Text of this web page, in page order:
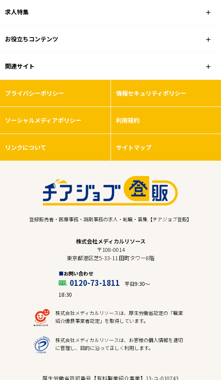
求人特集
お役立ちコンテンツ
関連サイト
プライバシーポリシー 情報セキュリティポリシー
ソーシャルメディアポリシー 利用規約
リンクについて サイトマップ
登録販売者・医療事務・調剤事務の求人・転職・募集【チアジョブ登販】
株式会社メディカルリソース
〒108-0014
東京都港区芝5-33-11 田町タワー8階
お問い合わせ
0120-73-1811
平日9:30〜
18:30
株式会社メディカルリソースは、厚生労働省認定の「職業
紹介優良事業者認定」を取得しています。
株式会社メディカルリソースは、お客様の個人情報を適切
に管理し、目的に沿って正しく利用します。
厚生労働省許可番号【有料職業紹介事業】13-ユ-010743